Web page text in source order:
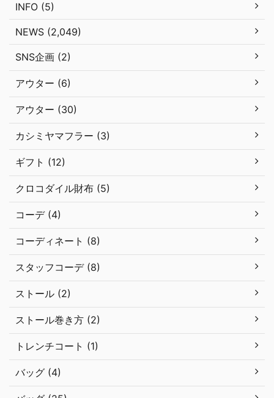
INFO (5)
NEWS (2,049)
SNS企画 (2)
アウター (6)
アウター (30)
カシミヤマフラー (3)
ギフト (12)
クロコダイル財布 (5)
コーデ (4)
コーディネート (8)
スタッフコーデ (8)
ストール (2)
ストール巻き方 (2)
トレンチコート (1)
バッグ (4)